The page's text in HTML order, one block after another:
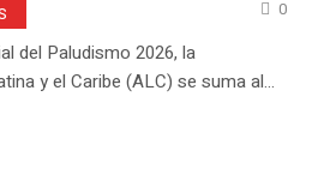
0
del Paludismo 2026, la
y el Caribe (ALC) se suma al...